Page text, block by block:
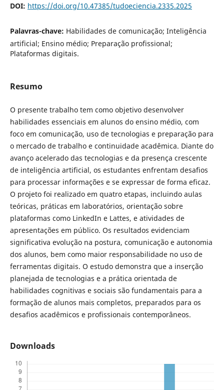
DOI: https://doi.org/10.47385/tudoeciencia.2335.2025
Palavras-chave: Habilidades de comunicação; Inteligência
artificial; Ensino médio; Preparação profissional;
Plataformas digitais.
Resumo
O presente trabalho tem como objetivo desenvolver
habilidades essenciais em alunos do ensino médio, com
foco em comunicação, uso de tecnologias e preparação para
o mercado de trabalho e continuidade acadêmica. Diante do
avanço acelerado das tecnologias e da presença crescente
de inteligência artificial, os estudantes enfrentam desafios
para processar informações e se expressar de forma eficaz.
O projeto foi realizado em quatro etapas, incluindo aulas
teóricas, práticas em laboratórios, orientação sobre
plataformas como LinkedIn e Lattes, e atividades de
apresentações em público. Os resultados evidenciam
significativa evolução na postura, comunicação e autonomia
dos alunos, bem como maior responsabilidade no uso de
ferramentas digitais. O estudo demonstra que a inserção
planejada de tecnologias e a prática orientada de
habilidades cognitivas e sociais são fundamentais para a
formação de alunos mais completos, preparados para os
desafios acadêmicos e profissionais contemporâneos.
Downloads